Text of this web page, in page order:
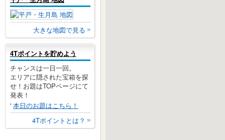
大きな地図で見る
4Tポイントを貯めよう
チャンスは一日一回。
エリアに隠された宝箱を探
せ！お題はTOPページにて
発表！
本日のお題はこちら！
4Tポイントとは？